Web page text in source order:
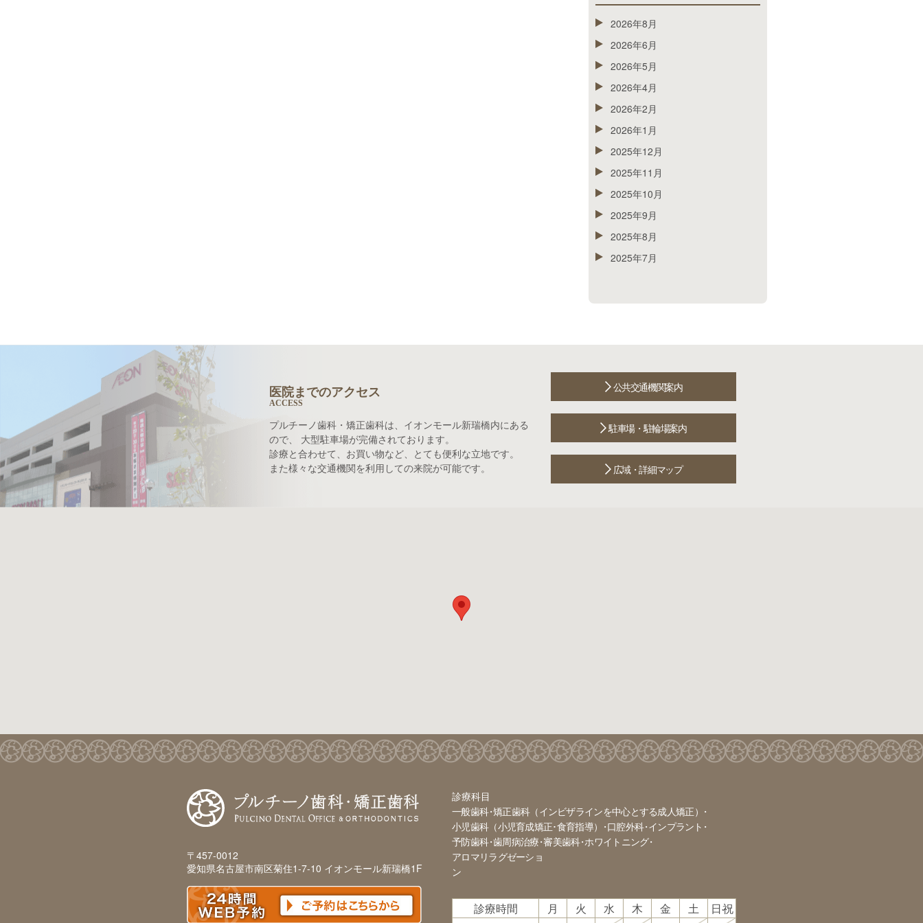
2026年8月
2026年6月
2026年5月
2026年4月
2026年2月
2026年1月
2025年12月
2025年11月
2025年10月
2025年9月
2025年8月
2025年7月
医院までのアクセス
ACCESS
プルチーノ歯科・矯正歯科は、イオンモール新瑞橋内にある
ので、 大型駐車場が完備されております。
診療と合わせて、お買い物など、とても便利な立地です。
また様々な交通機関を利用しての来院が可能です。
公共交通機関案内
駐車場・駐輪場案内
広域・詳細マップ
診療科目
一般歯科 矯正歯科（インビザラインを中心とする成人矯正）
小児歯科（小児育成矯正･食育指導）
口腔外科 インプラント
予防歯科 歯周病治療 審美歯科 ホワイトニング
アロマリラグゼーショ
ン
診療時間 月 火 水 木 金 土 日·祝
〒457-0012
愛知県名古屋市南区菊住1-7-10 イオンモール新瑞橋1F